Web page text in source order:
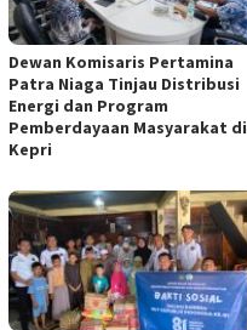
Dewan Komisaris Pertamina
Patra Niaga Tinjau Distribusi
Energi dan Program
Pemberdayaan Masyarakat di
Kepri